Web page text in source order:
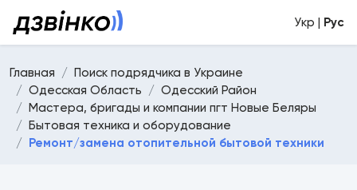
Укр | Рус
Главная
Поиск подрядчика в Украине
Одесская Область
Одесский Район
Мастера, бригады и компании пгт Новые Беляры
Бытовая техника и оборудование
Ремонт/замена отопительной бытовой техники